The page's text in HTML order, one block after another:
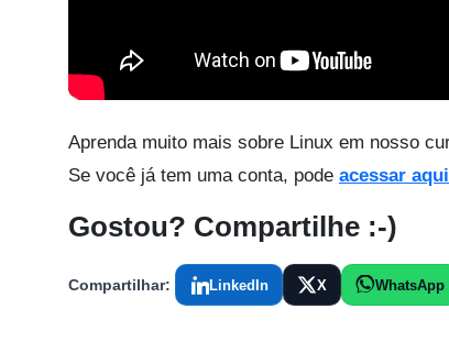
Aprenda muito mais sobre Linux em nosso
Se você já tem uma conta, pode acessar aqui
Gostou? Compartilhe :-)
Compartilhar: LinkedIn X WhatsApp